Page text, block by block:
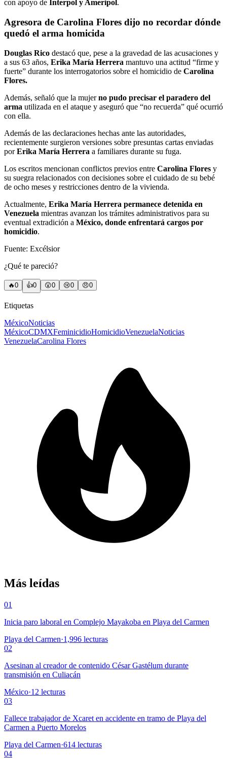
con apoyo de Interpol y Ameripol .
Agresora de Carolina Flores dijo no recordar dónde
quedó el arma homicida
Douglas Rico destacó que, pese a la gravedad de las acusaciones y
a sus 63 años, Erika María Herrera mantuvo una actitud “firme y
fuerte” durante los interrogatorios sobre el homicidio de Carolina
Flores.
Además, señaló que la mujerno pudo precisar el paradero del
arma utilizada en el ataque y aseguró que “no recuerda” qué ocurrió
con ella.
Además de las declaraciones hechas ante las autoridades,
recientemente surgieron versiones sobre presuntas cartas enviadas
porErika María Herrera a familiares durante su fuga.
Los escritos mencionan conflictos previos entre Carolina Flores y
su suegra relacionados con decisiones sobre el cuidado de su bebé
de ocho meses y restricciones dentro de la vivienda.
Actualmente, Erika María Herrera permanece detenida en
Venezuela mientras avanzan los trámites administrativos para su
eventual extradición a México, donde enfrentará cargos por
homicidio.
Fuente: Excélsior
¿Qué te pareció?
🔥0 👍0 😲0 😢0 😠0
Etiquetas
MéxicoNoticias
MéxicoCDMXFeminicidioHomicidioVenezuelaNoticias
VenezuelaCarolina Flores
Más leídas
01
Inicia paro laboral en Complejo Mayakoba en Playa del Carmen
Playa del Carmen·1,996 lecturas
02
Asesinan al creador de contenido César Gastélum durante
transmisión en Culiacán
México·12 lecturas
03
Fallece trabajador de Xcaret en accidente en tramo de Playa del
Carmen a Puerto Morelos
Playa del Carmen·614 lecturas
04